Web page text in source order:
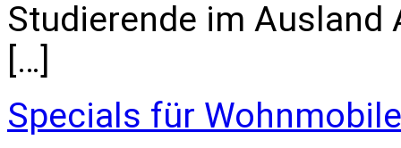
Studierende im
[…]
Specials für Wohnmobile